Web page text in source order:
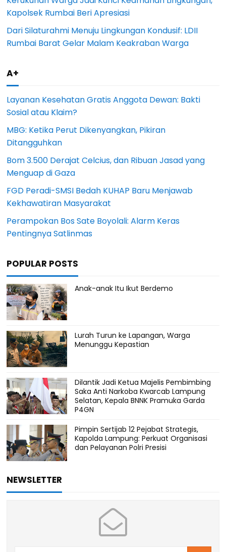
Kapolsek Rumbai Beri Apresiasi
Dari Silaturahmi Menuju Lingkungan Kondusif: LDII
Rumbai Barat Gelar Malam Keakraban Warga
A+
Layanan Kesehatan Gratis Anggota Dewan: Bakti
Sosial atau Klaim?
MBG: Ketika Perut Dikenyangkan, Pikiran
Ditangguhkan
Bom 3.500 Derajat Celcius, dan Ribuan Jasad yang
Menguap di Gaza
FGD Peradi-SMSI Bedah KUHAP Baru Menjawab
Kekhawatiran Masyarakat
Perampokan Bos Sate Boyolali: Alarm Keras
Pentingnya Satlinmas
POPULAR POSTS
Anak-anak Itu Ikut Berdemo
Lurah Turun ke Lapangan, Warga
Menunggu Kepastian
Dilantik Jadi Ketua Majelis Pembimbing
Saka Anti Narkoba Kwarcab Lampung
Selatan, Kepala BNNK Pramuka Garda
P4GN
Pimpin Sertijab 12 Pejabat Strategis,
Kapolda Lampung: Perkuat Organisasi
dan Pelayanan Polri Presisi
NEWSLETTER